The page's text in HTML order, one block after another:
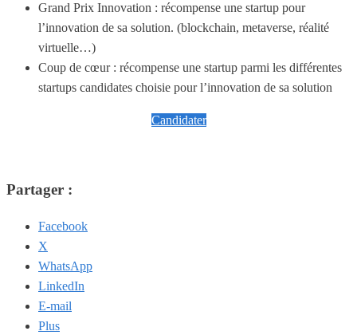
Grand Prix Innovation : récompense une startup pour
l’innovation de sa solution. (blockchain, metaverse, réalité
virtuelle…)
Coup de cœur : récompense une startup parmi les différentes
startups candidates choisie pour l’innovation de sa solution
Candidater
Partager :
Facebook
X
WhatsApp
LinkedIn
E-mail
Plus